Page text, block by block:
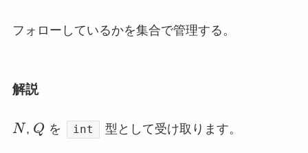
フォローしているかを集合で管理する。
解説
N , Q を int 型として受け取ります。